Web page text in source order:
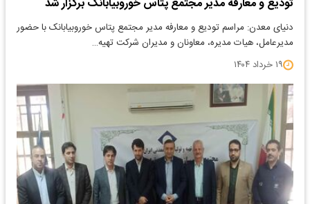
دنیای معدن: مراسم تودیع و معارفه مدیر مجتمع پتاس خوروبیابانک با حضور
مدیرعامل، هیات مدیره، معاونان و مدیران شرکت تهیه…
۱۹ خرداد ۱۴۰۴